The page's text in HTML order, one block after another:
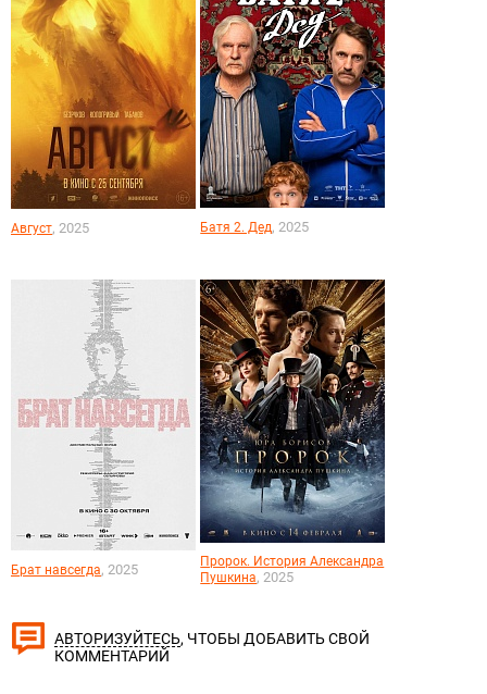
Август, 2025 Батя 2. Дед, 2025
Брат навсегда, 2025
Пророк. История Александра
Пушкина, 2025
АВТОРИЗУЙТЕСЬ, ЧТОБЫ ДОБАВИТЬ СВОЙ
КОММЕНТАРИЙ